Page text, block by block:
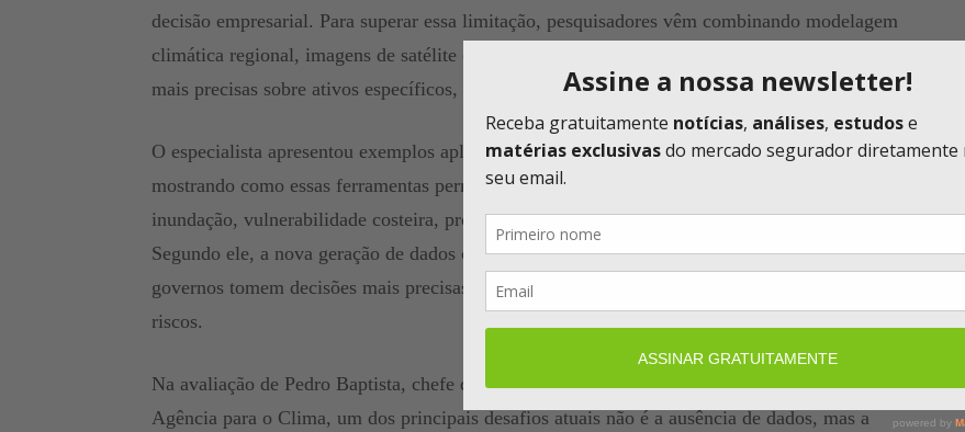
decisão empresarial. Para superar essa limitação, pesquisadores vêm combinando modelagem
climática regional, imagens de satélite e inteligência artificial para gerar informações cada vez
mais precisas sobre ativos específicos, cidades, infraestruturas e carteiras de seguros.
O especialista apresentou exemplos aplicados a Portugal, São Paulo e Estados Unidos,
mostrando como essas ferramentas permitem identificar ilhas de calor urbanas, riscos de
inundação, vulnerabilidade costeira, produtividade agrícola e impactos sobre redes elétricas.
Segundo ele, a nova geração de dados climáticos permitirá que seguradoras, empresas e
governos tomem decisões mais precisas sobre investimentos, adaptação e precificação de
riscos.
Na avaliação de Pedro Baptista, chefe da Unidade de Adaptação e Financiamento Climático,
Agência para o Clima, um dos principais desafios atuais não é a ausência de dados, mas a